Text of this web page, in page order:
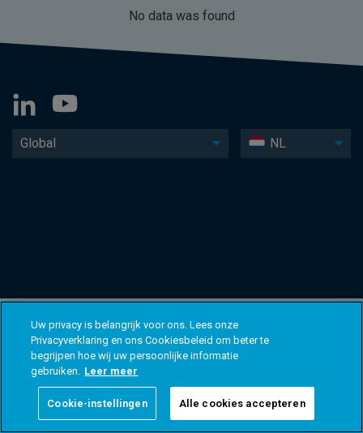
No data was found
Global NL
Uw privacy is belangrijk voor ons. Lees onze
Privacyverklaring en ons Cookiesbeleid om beter te
begrijpen hoe wij uw persoonlijke informatie
gebruiken. Leer meer
Cookie-instellingen Alle cookies accepteren